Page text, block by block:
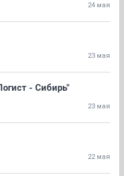
24 мая
23 мая
- Сибирь"
23 мая
22 мая